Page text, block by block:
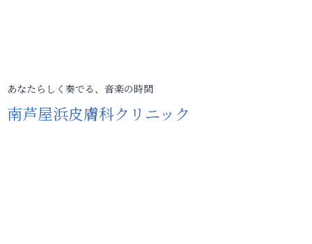
あなたらしく奏でる、音楽の時間
南芦屋浜皮膚科クリニック